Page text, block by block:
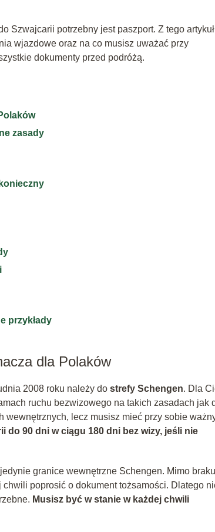
Szwajcarii potrzebny jest paszport. Z tego
wjazdowe oraz na co musisz uważać przy
dokumenty przed podróżą.
zasady
przykłady
dla Polaków
2008 roku należy do strefy Schengen. Dla
ruchu bezwizowego na takich zasadach jak
wewnętrznych, lecz musisz mieć przy sobie
do 90 dni w ciągu 180 dni bez wizy, jeśli nie
granice wewnętrzne Schengen. Mimo braku
poprosić o dokument tożsamości. Dlatego
Musisz być w stanie w każdej chwili